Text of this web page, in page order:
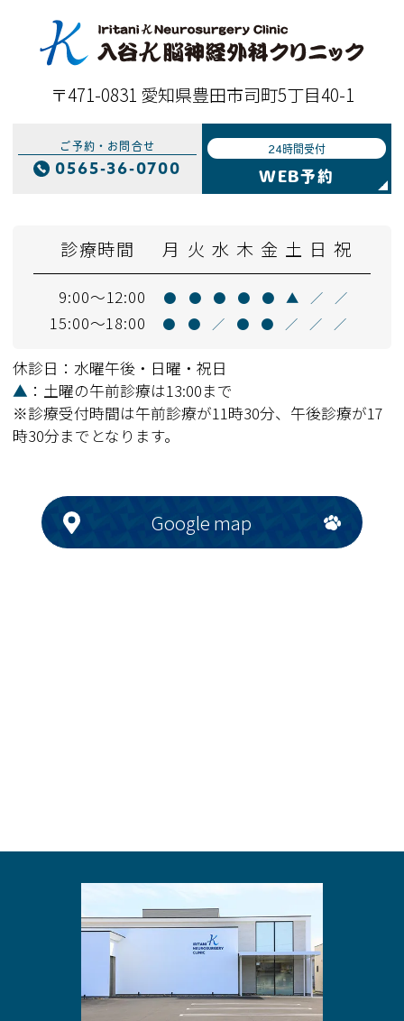
〒471-0831 愛知県豊田市司町5丁目40-1
ご予約・お問合せ
0565-36-0700
24時間受付
WEB予約
診療時間 月 火 水 木 金 土 日 祝
9:00～12:00 ● ● ● ● ● ▲ ／ ／
15:00～18:00 ● ● ／ ● ● ／ ／ ／
休診日：水曜午後・日曜・祝日
▲ ：土曜の午前診療は13:00まで
※診療受付時間は午前診療が11時30分、午後診療が17
時30分までとなります。
Google map